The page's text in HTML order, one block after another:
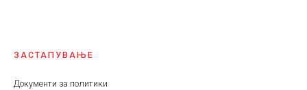
ЗАСТАПУВАЊЕ
Документи за политики